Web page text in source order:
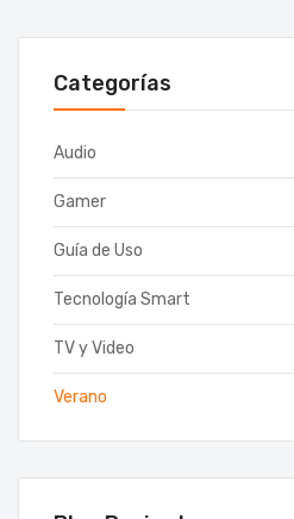
Categorías
Audio
Gamer
Guía de Uso
Tecnología Smart
TV y Video
Verano